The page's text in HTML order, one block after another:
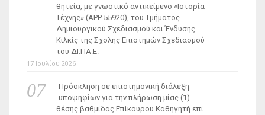
θητεία, με γνωστικό αντικείμενο «Ιστορία
Τέχνης» (ΑΡΡ 55920), του Τμήματος
Δημιουργικού Σχεδιασμού και Ένδυσης
Κιλκίς της Σχολής Επιστημών Σχεδιασμού
του ΔΙ.ΠΑ.Ε.
17 Ιουλίου 2026
Πρόσκληση σε επιστημονική διάλεξη
υποψηφίων για την πλήρωση μίας (1)
θέσης βαθμίδας Επίκουρου Καθηγητή επί